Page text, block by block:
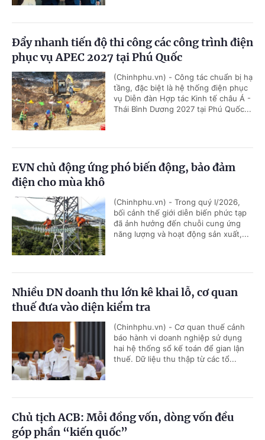
Đẩy nhanh tiến độ thi công các công trình điện
phục vụ APEC 2027 tại Phú Quốc
(Chinhphu.vn) - Công tác chuẩn bị hạ
tầng, đặc biệt là hệ thống điện phục
vụ Diễn đàn Hợp tác Kinh tế châu Á -
Thái Bình Dương 2027 tại Phú Quốc...
EVN chủ động ứng phó biến động, bảo đảm
điện cho mùa khô
(Chinhphu.vn) - Trong quý I/2026,
bối cảnh thế giới diễn biến phức tạp
đã ảnh hưởng đến chuỗi cung ứng
năng lượng và hoạt động sản xuất,...
Nhiều DN doanh thu lớn kê khai lỗ, cơ quan
thuế đưa vào diện kiểm tra
(Chinhphu.vn) - Cơ quan thuế cảnh
báo hành vi doanh nghiệp sử dụng
hai hệ thống sổ kế toán để gian lận
thuế. Dữ liệu thu thập từ các tổ...
Chủ tịch ACB: Mỗi đồng vốn, dòng vốn đều
góp phần “kiến quốc”